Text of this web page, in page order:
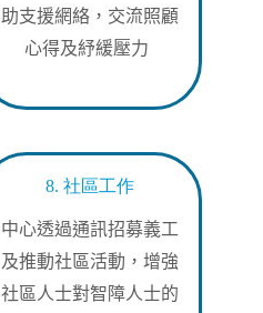
助支援網絡 ，交流照顧
心得及紓緩壓力
8. 社區工作
中心透過通訊招募義工
及推動社區活動，增強
社區人士對智障人士的